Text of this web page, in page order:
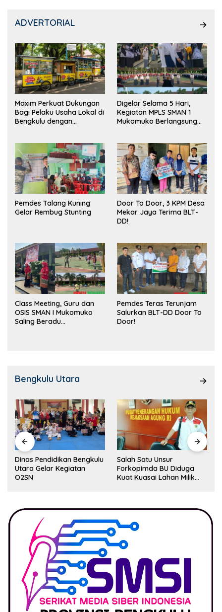
ADVERTORIAL
Maxim Perkuat Dukungan
Bagi Pelaku Usaha Lokal di
Bengkulu dengan
Pasar
Digelar Selama 5 Hari,
Kegiatan MPLS SMAN 1
Mukomuko Berlangsung
Pemdes Talang Kuning
Gelar Rembug Stunting
Door To Door, 3 KPM Desa
Mekar Jaya Terima BLT-
DD!
Class Meeting, Guru dan
OSIS SMAN I Mukomuko
Saling Beradu
Pemdes Teras Terunjam
Salurkan BLT-DD Door To
Door!
Bengkulu Utara
Dinas Pendidikan Bengkulu
Utara Gelar Kegiatan
O2SN
Salah Satu Unsur
Forkopimda BU Diduga
Kuat Kuasai Lahan Milik